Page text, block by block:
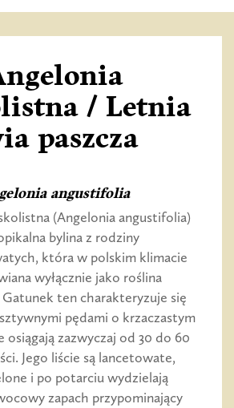
/ Letnia
paszcza
angustifolia
(Angelonia angustifolia)
bylina z rodziny
która w polskim klimacie
wyłącznie jako roślina
ten charakteryzuje się
pędami o krzaczastym
zazwyczaj od 30 do 60
Jego liście są lancetowate,
i po potarciu wydzielają
zapach przypominający